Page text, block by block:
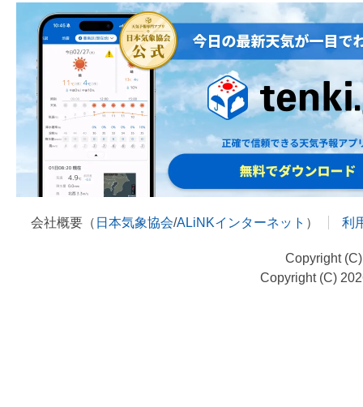
会社概要（ 日本気象協会/ALiNKインターネット ） 利
Copyright
Copyright (C)